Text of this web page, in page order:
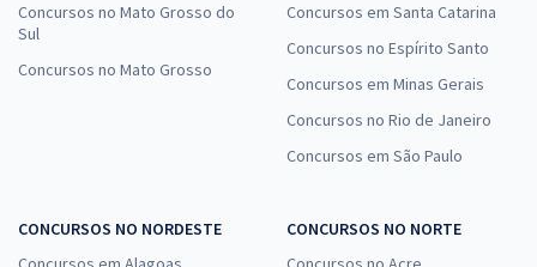
Concursos no Mato Grosso do
Sul
Concursos no Mato Grosso
Concursos em Santa Catarina
Concursos no Espírito Santo
Concursos em Minas Gerais
Concursos no Rio de Janeiro
Concursos em São Paulo
CONCURSOS NO NORDESTE
CONCURSOS NO NORTE